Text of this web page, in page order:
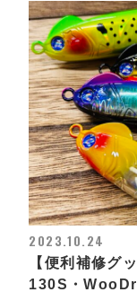
2023.10.24
【便利補修グ
130S・